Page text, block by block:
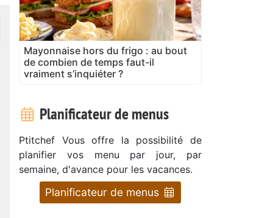
Mayonnaise hors du frigo : au bout
de combien de temps faut-il
vraiment s’inquiéter ?
Planificateur de menus
Ptitchef Vous offre la possibilité de
planifier vos menu par jour, par
semaine, d'avance pour les vacances.
Planificateur de menus